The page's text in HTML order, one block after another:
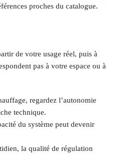
proches du catalogue.
de votre usage réel, puis à
pas à votre espace ou à
regardez l’autonomie
technique.
du système peut devenir
la qualité de régulation